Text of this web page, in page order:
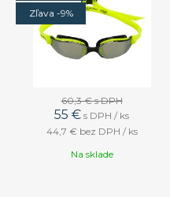
Zľava -9%
60,3 €s DPH
55 € s DPH / ks
44,7 € bez DPH / ks
Na sklade